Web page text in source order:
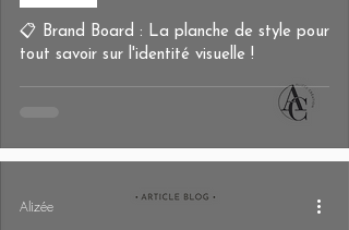
📋 Brand Board : La planche de style pour
tout savoir sur l'identité visuelle !
Alizée